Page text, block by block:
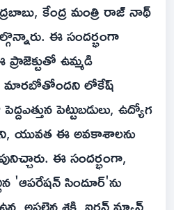
కేంద్ర మంత్రి రాజ్ నాథ్
ఈ సందర్భంగా
ఉమ్మడి
మారబోతోందని లోకేష్
పెట్టుబడులు, ఉద్యోగ
యువత ఈ అవకాశాలను
ఈ సందర్భంగా,
'ఆపరేషన్ సిందూర్'ను